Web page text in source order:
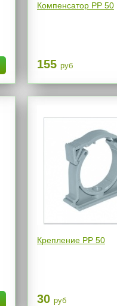
Компенсатор РР 50
155 руб
Крепление РР 50
30 руб